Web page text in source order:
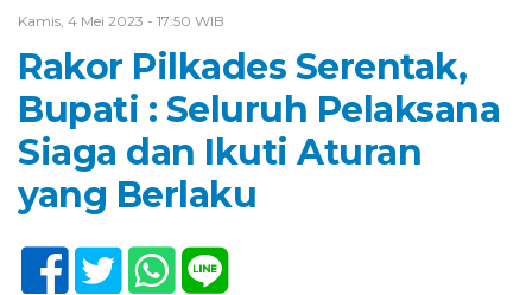
Kamis, 4 Mei 2023 - 17:50 WIB
Rakor Pilkades Serentak,
Bupati : Seluruh Pelaksana
Siaga dan Ikuti Aturan
yang Berlaku